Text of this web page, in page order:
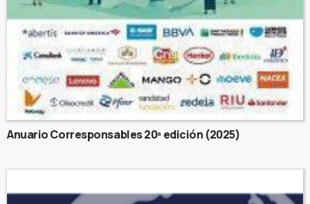
Anuario Corresponsables 20ª edición (2025)